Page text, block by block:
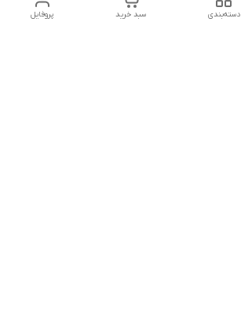
پروفایل سبد خرید دسته‌بندی